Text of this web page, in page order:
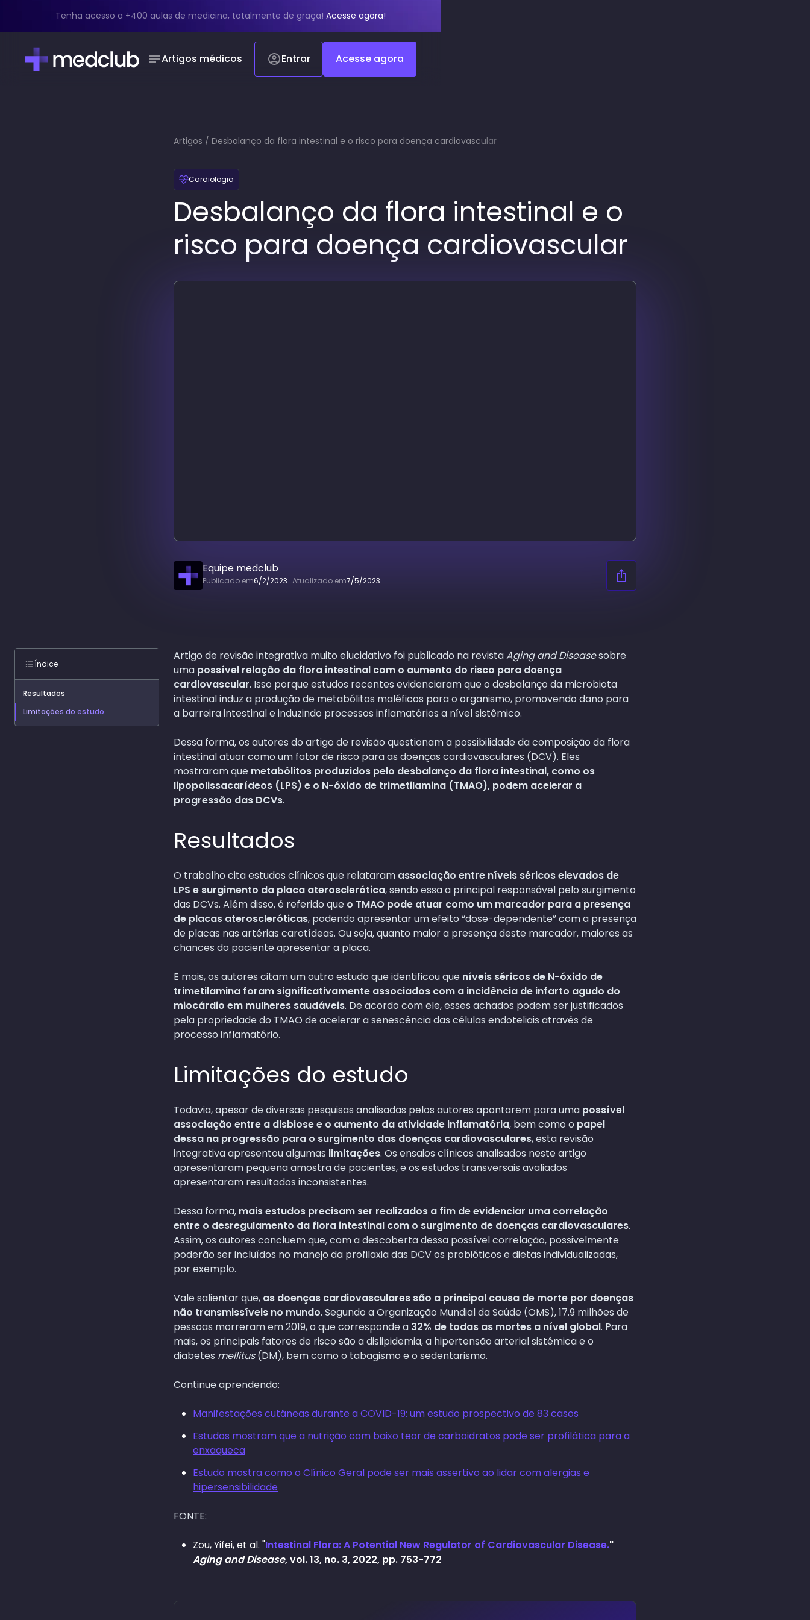
Tenha acesso a +400 aulas de medicina, totalmente de graça! Acesse agora!
Artigos médicos Entrar Acesse agora
Artigos / Desbalanço da flora intestinal e o risco para doença cardiovascular
Cardiologia
Desbalanço da flora intestinal e o
risco para doença cardiovascular
Equipe medclub
Publicado em6/2/2023 ·Atualizado em7/5/2023
Índice
Resultados
Limitações do estudo
Artigo de revisão integrativa muito elucidativo foi publicado na revistaAging and Diseasesobre
uma possível relação da flora intestinal com o aumento do risco para doença
cardiovascular. Isso porque estudos recentes evidenciaram que o desbalanço da microbiota
intestinal induz a produção de metabólitos maléficos para o organismo, promovendo dano para
a barreira intestinal e induzindo processos inflamatórios a nível sistêmico.
Dessa forma, os autores do artigo de revisão questionam a possibilidade da composição da flora
intestinal atuar como um fator de risco para as doenças cardiovasculares (DCV). Eles
mostraram que metabólitos produzidos pelo desbalanço da flora intestinal, como os
lipopolissacarídeos (LPS) e o N-óxido de trimetilamina (TMAO), podem acelerar a
progressão das DCVs.
Resultados
O trabalho cita estudos clínicos que relataram associação entre níveis séricos elevados de
LPS e surgimento da placa aterosclerótica, sendo essa a principal responsável pelo surgimento
das DCVs. Além disso, é referido que o TMAO pode atuar como um marcador para a presença
de placas ateroscleróticas, podendo apresentar um efeito “dose-dependente” com a presença
de placas nas artérias carotídeas. Ou seja, quanto maior a presença deste marcador, maiores as
chances do paciente apresentar a placa.
E mais, os autores citam um outro estudo que identificou que níveis séricos de N-óxido de
trimetilamina foram significativamente associados com a incidência de infarto agudo do
miocárdio em mulheres saudáveis. De acordo com ele, esses achados podem ser justificados
pela propriedade do TMAO de acelerar a senescência das células endoteliais através de
processo inflamatório.
Limitações do estudo
Todavia, apesar de diversas pesquisas analisadas pelos autores apontarem para uma possível
associação entre a disbiose e o aumento da atividade inflamatória, bem como o papel
dessa na progressão para o surgimento das doenças cardiovasculares, esta revisão
integrativa apresentou algumas limitações. Os ensaios clínicos analisados neste artigo
apresentaram pequena amostra de pacientes, e os estudos transversais avaliados
apresentaram resultados inconsistentes.
Dessa forma, mais estudos precisam ser realizados a fim de evidenciar uma correlação
entre o desregulamento da flora intestinal com o surgimento de doenças cardiovasculares.
Assim, os autores concluem que, com a descoberta dessa possível correlação, possivelmente
poderão ser incluídos no manejo da profilaxia das DCV os probióticos e dietas individualizadas,
por exemplo.
Vale salientar que, as doenças cardiovasculares são a principal causa de morte por doenças
não transmissíveis no mundo. Segundo a Organização Mundial da Saúde (OMS), 17.9 milhões de
pessoas morreram em 2019, o que corresponde a 32% de todas as mortes a nível global. Para
mais, os principais fatores de risco são a dislipidemia, a hipertensão arterial sistêmica e o
diabetes mellitus(DM), bem como o tabagismo e o sedentarismo.
Continue aprendendo:
Manifestações cutâneas durante a COVID-19: um estudo prospectivo de 83 casos
Estudos mostram que a nutrição com baixo teor de carboidratos pode ser profilática para a
enxaqueca
Estudo mostra como o Clínico Geral pode ser mais assertivo ao lidar com alergias e
hipersensibilidade
FONTE:
Zou, Yifei, et al. "Intestinal Flora: A Potential New Regulator of Cardiovascular Disease."
Aging and Disease, vol. 13, no. 3, 2022, pp. 753-772